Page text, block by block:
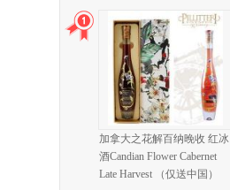
加拿大之花解百纳晚收 红冰
酒Candian Flower Cabernet
Late Harvest （仅送中国）